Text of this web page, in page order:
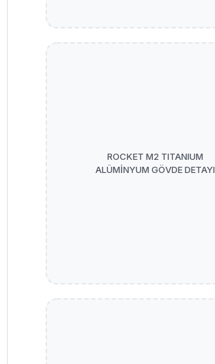
ROCKET M2 TITANIUM
ALÜMİNYUM GÖVDE DETAYI